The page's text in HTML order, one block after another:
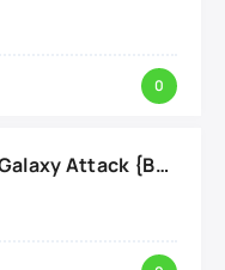
0
Infinite Shooting: Galaxy Attack {ВЗЛОМ: Бесплатные Покупки}